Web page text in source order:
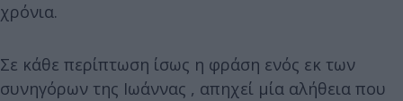
χρόνια.
Σε κάθε περίπτωση ίσως η φράση ενός εκ των
συνηγόρων της Ιωάννας , απηχεί μία αλήθεια που